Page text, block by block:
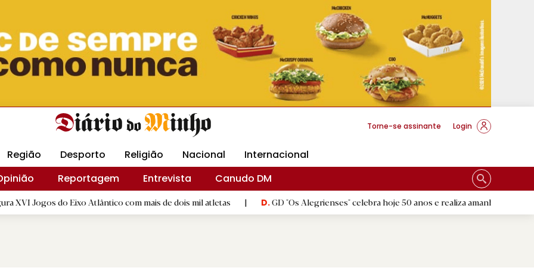
Revista Minha Gráfica DM Livraria DM Arquidiocese Braga
Torne-se assinante Login
Região Desporto Religião Nacional
Internacional
Reportagem Entrevista Canudo DM
do Eixo Atlântico com mais de dois mil atletas | D.GD "Os Alegrienses" celebra hoje 50 anos e realiza amanhã a festa